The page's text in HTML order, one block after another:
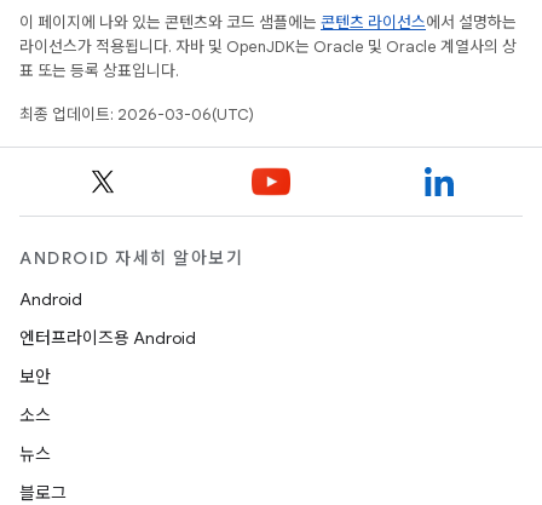
이 페이지에 나와 있는 콘텐츠와 코드 샘플에는 콘텐츠 라이선스에서 설명하는
라이선스가 적용됩니다. 자바 및 OpenJDK는 Oracle 및 Oracle 계열사의 상
표 또는 등록 상표입니다.
최종 업데이트: 2026-03-06(UTC)
ANDROID 자세히 알아보기
Android
엔터프라이즈용 Android
보안
소스
뉴스
블로그